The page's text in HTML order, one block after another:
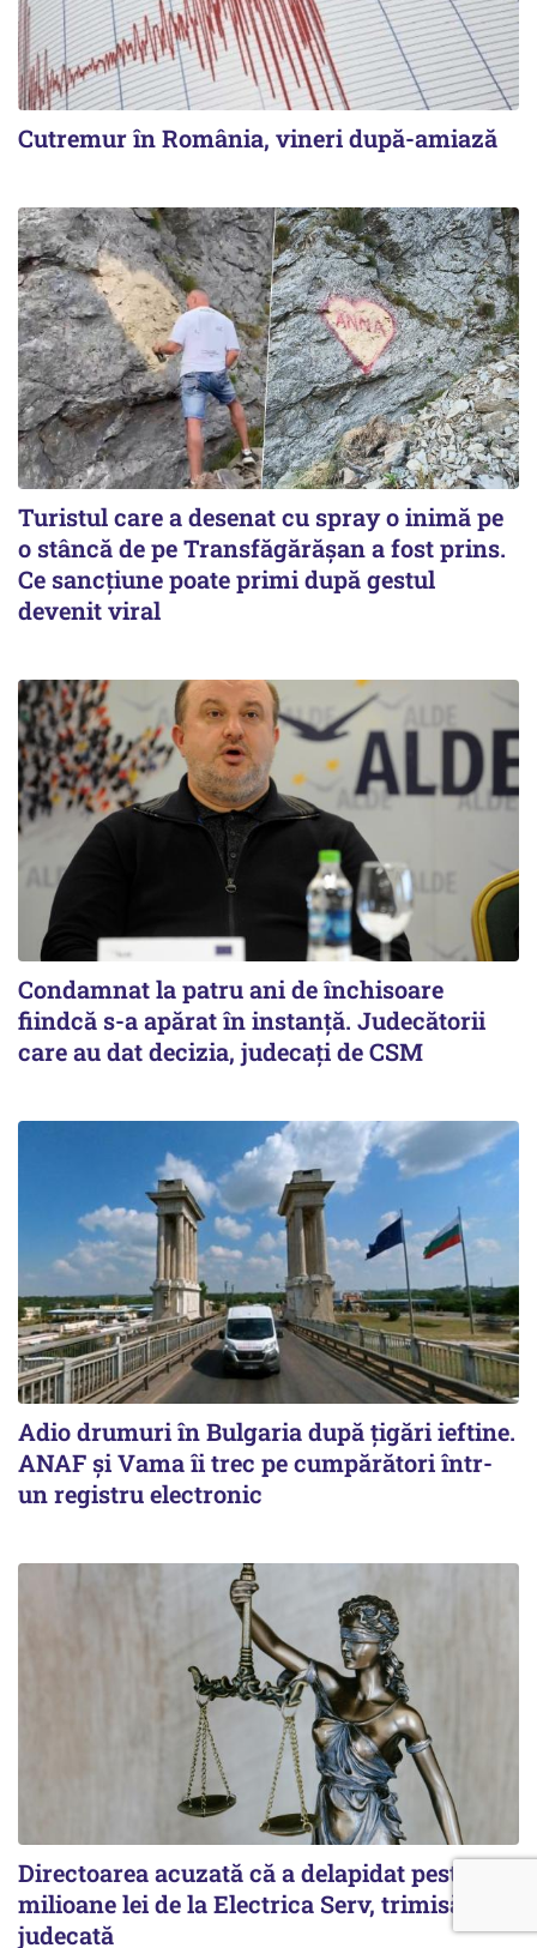
Cutremur în România, vineri după-amiază
Turistul care a desenat cu spray o inimă pe
o stâncă de pe Transfăgărășan a fost prins.
Ce sancțiune poate primi după gestul
devenit viral
Condamnat la patru ani de închisoare
fiindcă s-a apărat în instanță. Judecătorii
care au dat decizia, judecați de CSM
Adio drumuri în Bulgaria după țigări ieftine.
ANAF și Vama îi trec pe cumpărători într-
un registru electronic
Directoarea acuzată că a delapidat peste 4,5
milioane lei de la Electrica Serv, trimisă în
judecată